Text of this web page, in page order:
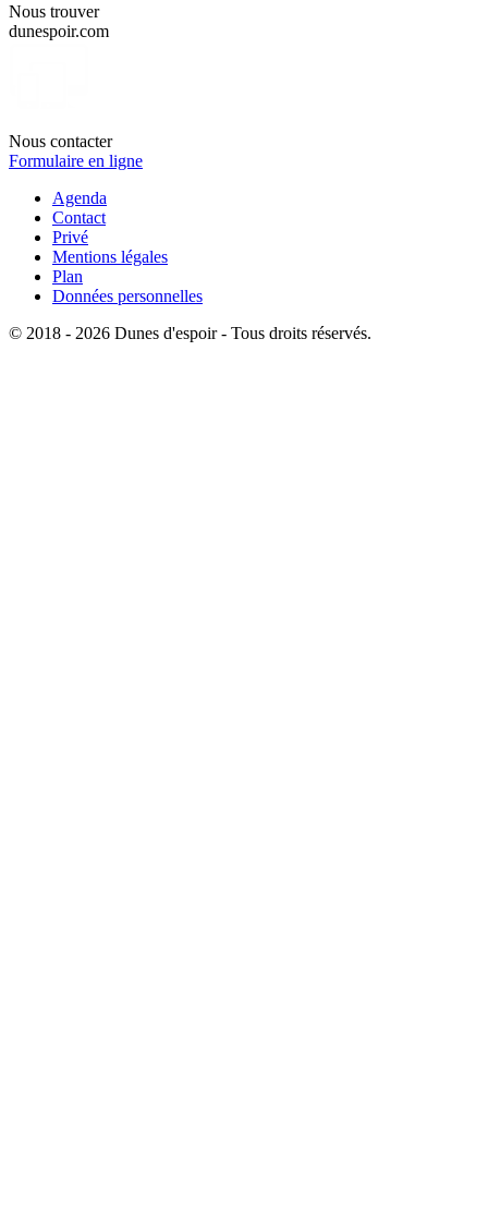
Nous trouver
dunespoir.com
Nous contacter
Formulaire en ligne
Agenda
Contact
Privé
Mentions légales
Plan
Données personnelles
© 2018 - 2026 Dunes d'espoir - Tous droits réservés.